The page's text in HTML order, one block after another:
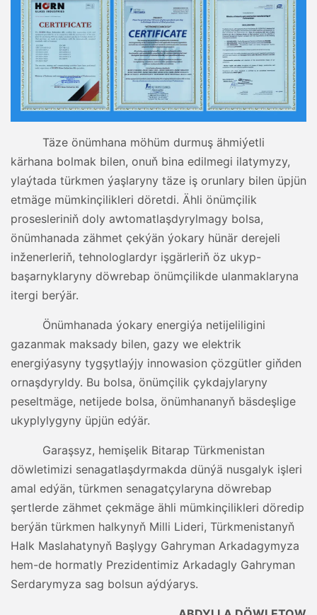
Täze önümhana möhüm durmuş ähmiýetli
kärhana bolmak bilen, onuň bina edilmegi ilatymyzy,
ylaýtada türkmen ýaşlaryny täze iş orunlary bilen üpjün
etmäge mümkinçilikleri döretdi. Ähli önümçilik
prosesleriniň doly awtomatlaşdyrylmagy bolsa,
önümhanada zähmet çekýän ýokary hünär derejeli
inženerleriň, tehnologlardyr işgärleriň öz ukyp-
başarnyklaryny döwrebap önümçilikde ulanmaklaryna
itergi berýär.
Önümhanada ýokary energiýa netijeliligini
gazanmak maksady bilen, gazy we elektrik
energiýasyny tygşytlaýjy innowasion çözgütler giňden
ornaşdyryldy. Bu bolsa, önümçilik çykdajylaryny
peseltmäge, netijede bolsa, önümhananyň bäsdeşlige
ukyplylygyny üpjün edýär.
Garaşsyz, hemişelik Bitarap Türkmenistan
döwletimizi senagatlaşdyrmakda dünýä nusgalyk işleri
amal edýän, türkmen senagatçylaryna döwrebap
şertlerde zähmet çekmäge ähli mümkinçilikleri döredip
berýän türkmen halkynyň Milli Lideri, Türkmenistanyň
Halk Maslahatynyň Başlygy Gahryman Arkadagymyza
hem-de hormatly Prezidentimiz Arkadagly Gahryman
Serdarymyza sag bolsun aýdýarys.